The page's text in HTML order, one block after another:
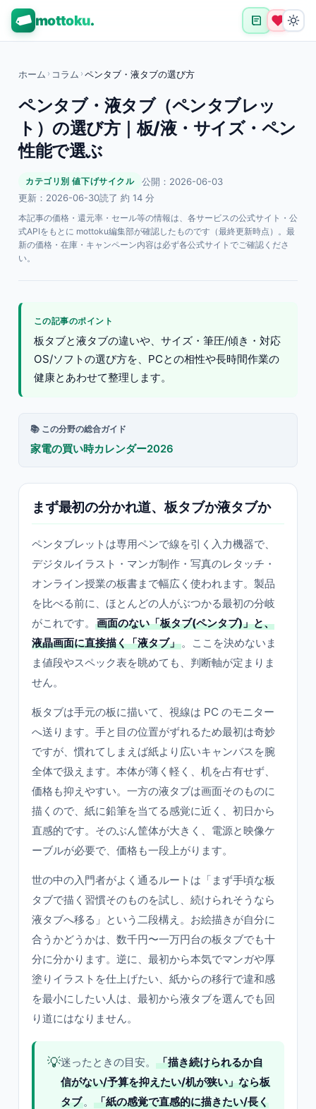
mottoku.
ホーム › コラム › ペンタブ・液タブの選び方
ペンタブ・液タブ（ペンタブレッ
ト）の選び方｜板/液・サイズ・ペン
性能で選ぶ
カテゴリ別 値下げサイクル
公開：2026-06-03
更新：2026-06-30読了 約 14 分
本記事の価格・還元率・セール等の情報は、各サービスの公式サイト・公
式APIをもとに mottoku編集部が確認したものです（最終更新時点）。最
新の価格・在庫・キャンペーン内容は必ず各公式サイトでご確認くださ
い。
この記事のポイント
板タブと液タブの違いや、サイズ・筆圧/傾き・対応
OS/ソフトの選び方を、PCとの相性や長時間作業の
健康とあわせて整理します。
📚 この分野の総合ガイド
家電の買い時カレンダー2026
まず最初の分かれ道、板タブか液タブか
ペンタブレットは専用ペンで線を引く入力機器で、
デジタルイラスト・マンガ制作・写真のレタッチ・
オンライン授業の板書まで幅広く使われます。製品
を比べる前に、ほとんどの人がぶつかる最初の分岐
がこれです。
画面のない「板タブ(ペンタブ)」と、
液晶画面に直接描く「液タブ」。ここを決めないま
ま値段やスペック表を眺めても、判断軸が定まりま
せん。
板タブは手元の板に描いて、視線は PC のモニター
へ送ります。手と目の位置がずれるため最初は奇妙
ですが、慣れてしまえば紙より広いキャンバスを腕
全体で扱えます。本体が薄く軽く、机を占有せず、
価格も抑えやすい。一方の液タブは画面そのものに
描くので、紙に鉛筆を当てる感覚に近く、初日から
直感的です。そのぶん筐体が大きく、電源と映像ケ
ーブルが必要で、価格も一段上がります。
世の中の入門者がよく通るルートは「まず手頃な板
タブで描く習慣そのものを試し、続けられそうなら
液タブへ移る」という二段構え。お絵描きが自分に
合うかどうかは、数千円〜一万円台の板タブでも十
分に分かります。逆に、最初から本気でマンガや厚
塗りイラストを仕上げたい、紙からの移行で違和感
を最小にしたい人は、最初から液タブを選んでも回
り道にはなりません。
💡迷ったときの目安。
「描き続けられるか自
信がない/予算を抑えたい/机が狭い」なら板
タブ。
「紙の感覚で直感的に描きたい/長く